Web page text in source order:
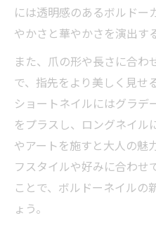
には透明感のあるボルドー
やかさと華やかさを演出す
また、爪の形や長さに合わ
で、指先をより美しく見せ
ショートネイルにはグラデ
をプラスし、ロングネイル
やアートを施すと大人の魅
フスタイルや好みに合わせ
ことで、ボルドーネイルの
ょう。